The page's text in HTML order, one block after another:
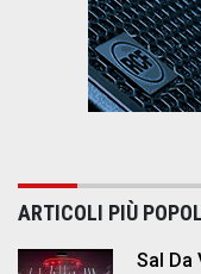
ARTICOLI PIÙ
Sal Da